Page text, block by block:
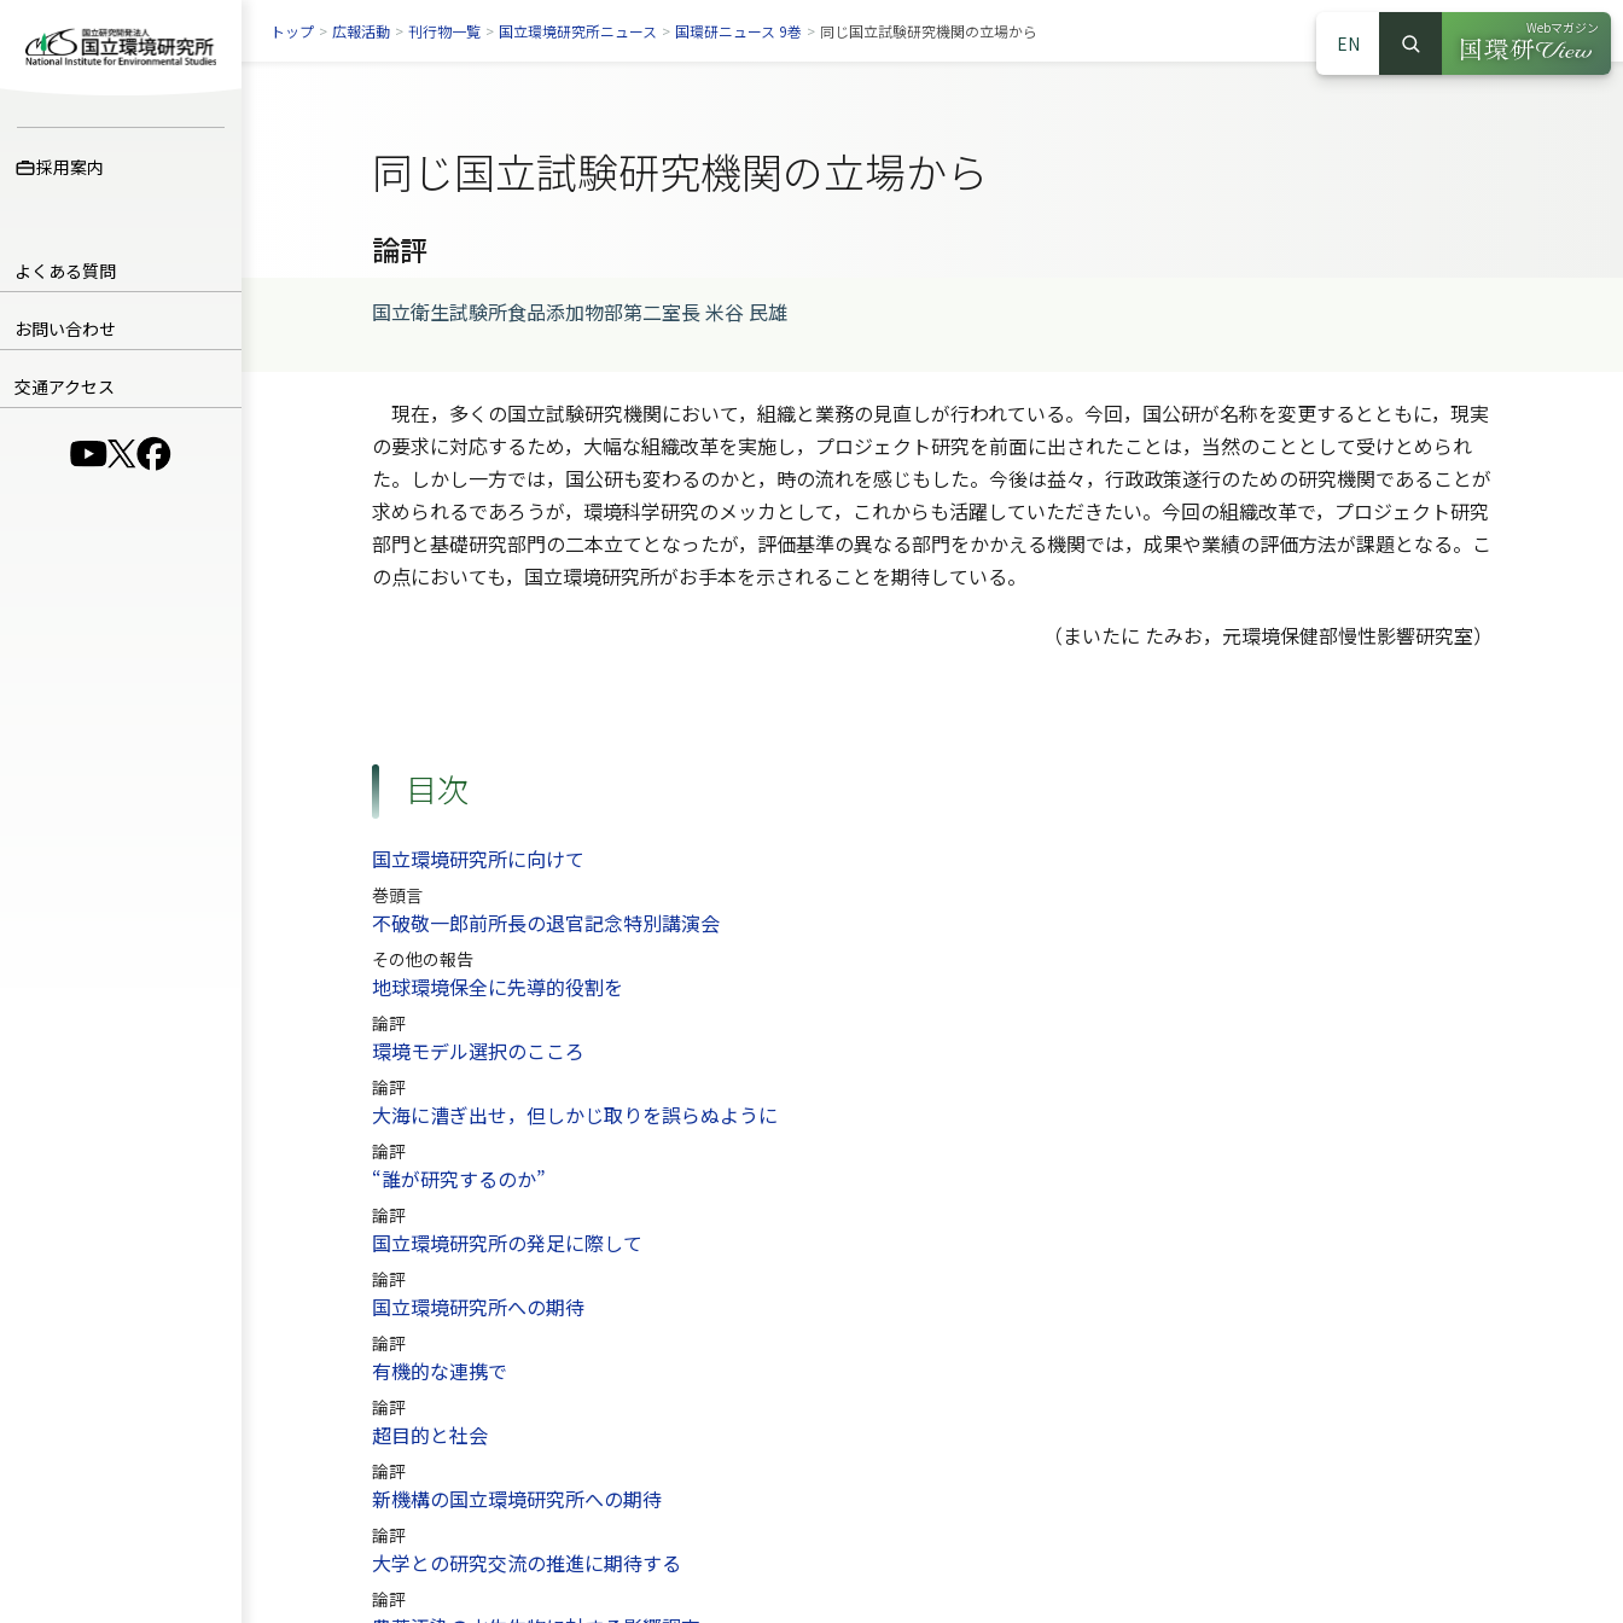
採用案内
よくある質問
お問い合わせ
交通アクセス
（別ウインドウで開きます）
（別ウインドウで開きます）
（別ウインドウで開きます）
EN
サイト内検索
検索
Webマガジン
（別ウインドウ
トップ > 広報活動 > 刊行物一覧 > 国立環境研究所ニュース > 国環研ニュース 9巻 > 同じ国立試験研究機関の立場から
同じ国立試験研究機関の立場から
論評
国立衛生試験所食品添加物部第二室長 米谷 民雄
現在，多くの国立試験研究機関において，組織と業務の見直しが行われている。今回，国公研が名称を変更するとともに，現実
の要求に対応するため，大幅な組織改革を実施し，プロジェクト研究を前面に出されたことは，当然のこととして受けとめられ
た。しかし一方では，国公研も変わるのかと，時の流れを感じもした。今後は益々，行政政策遂行のための研究機関であることが
求められるであろうが，環境科学研究のメッカとして，これからも活躍していただきたい。今回の組織改革で，プロジェクト研究
部門と基礎研究部門の二本立てとなったが，評価基準の異なる部門をかかえる機関では，成果や業績の評価方法が課題となる。こ
の点においても，国立環境研究所がお手本を示されることを期待している。
（まいたに たみお，元環境保健部慢性影響研究室）
目次
国立環境研究所に向けて
巻頭言
不破敬一郎前所長の退官記念特別講演会
その他の報告
地球環境保全に先導的役割を
論評
環境モデル選択のこころ
論評
大海に漕ぎ出せ，但しかじ取りを誤らぬように
論評
“誰が研究するのか”
論評
国立環境研究所の発足に際して
論評
国立環境研究所への期待
論評
有機的な連携で
論評
超目的と社会
論評
新機構の国立環境研究所への期待
論評
大学との研究交流の推進に期待する
論評